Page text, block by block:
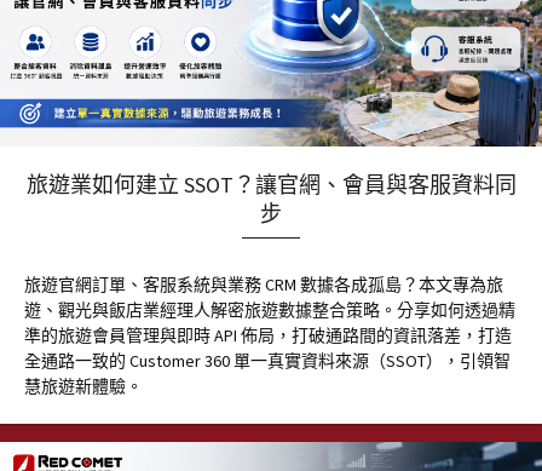
旅遊業如何建立 SSOT？讓官網、會員與客服資料同
步
旅遊官網訂單、客服系統與業務 CRM 數據各成孤島？本文專為旅
遊、觀光與飯店業經理人解密旅遊數據整合策略。分享如何透過精
準的旅遊會員管理與即時 API 佈局，打破通路間的資訊落差，打造
全通路一致的 Customer 360 單一真實資料來源（SSOT），引領智
慧旅遊新體驗。